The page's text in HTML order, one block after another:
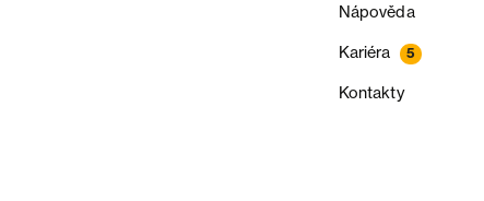
Nápověda
Kariéra 5
Kontakty